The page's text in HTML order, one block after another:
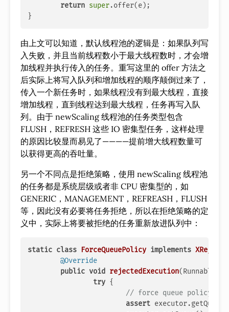
return super.offer(e);
由上文可以知道，默认线程池的逻辑是：如果队列写
入失败，并且当前线程数小于最大线程数时，才会增
加线程并执行传入的任务。重写这里的 offer 方法之
后实际上将写入队列和增加线程的顺序颠倒过来了，
传入一个新任务时，如果线程没有到最大线程，直接
增加线程，直到线程达到最大线程，任务再写入队
列。由于 newScaling 线程池的任务类型包含
FLUSH，REFRESH 这些 IO 密集型任务，这样处理
的原因比较显而易见了————提前增大线程数量可
以获得更高的吞吐量。
另一个不同点是拒绝策略，使用 newScaling 线程池
的任务都是系统层级或者非 CPU 密集型的，如
GENERIC，MANAGEMENT，REFREASH，FLUSH
等，因此没有必要将任务拒绝，所以在拒绝策略的定
义中，实际上将要被拒绝的任务重新放进队列中：
static class ForceQueuePolicy implements
@Override
public void rejectedExecution(Runnable
try {
// force queue policy
assert